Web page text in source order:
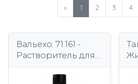
« 1 2 3 4
Вальехо: 71.161 -
Растворитель для